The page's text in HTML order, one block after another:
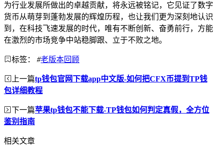
为行业发展所做出的卓越贡献，将永远被铭记，它见证了数字
货币从萌芽到蓬勃发展的辉煌历程，也让我们更为深刻地认识
到，在科技飞速发展的时代，唯有不断创新、奋勇前行，方能
在激烈的市场竞争中站稳脚跟、立于不败之地。
标签： #老版本回顾
上一篇tp钱包官网下载app中文版-如何把CFX币提到TP钱
包详细教程
下一篇苹果tp钱包不能下载-TP钱包如何判定真假，全方位
鉴别指南
相关文章